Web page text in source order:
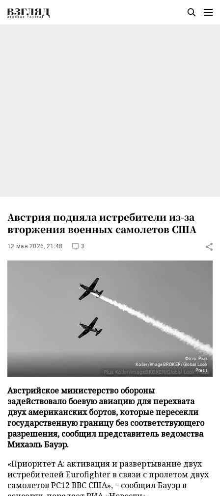
Австрия подняла истребители из-за
вторжения военных самолетов США
12 мая 2026, 21:48 3
Фото: Pius
Koller/imageBROKER/Global Look
Press
Австрийское министерство обороны
задействовало боевую авиацию для перехвата
двух американских бортов, которые пересекли
государственную границу без соответствующего
разрешения, сообщил представитель ведомства
Михаэль Бауэр.
«Приоритет А: активация и развертывание двух
истребителей Eurofighter в связи с пролетом двух
самолетов PC12 ВВС США», – сообщил Бауэр в